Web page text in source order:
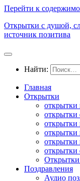
Перейти к
Открытки с душой,
источник позитива
Найти:
Главная
Открытки
открытки
открытки
Поздравления
Аудио